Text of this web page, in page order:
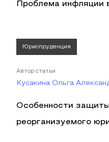
Проблема инфляции
Юриспруденция
Автор статьи
Кусакина Ольга
Особенности
реорганизуемого